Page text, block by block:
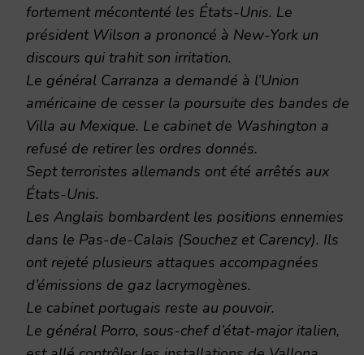
fortement mécontenté les États-Unis. Le
président Wilson a prononcé à New-York un
discours qui trahit son irritation.
Le général Carranza a demandé à l’Union
américaine de cesser la poursuite des bandes de
Villa au Mexique. Le cabinet de Washington a
refusé de retirer les ordres donnés.
Sept terroristes allemands ont été arrêtés aux
États-Unis.
Les Anglais bombardent les positions ennemies
dans le Pas-de-Calais (Souchez et Carency). Ils
ont rejeté plusieurs attaques accompagnées
d’émissions de gaz lacrymogènes.
Le cabinet portugais reste au pouvoir.
Le général Porro, sous-chef d’état-major italien,